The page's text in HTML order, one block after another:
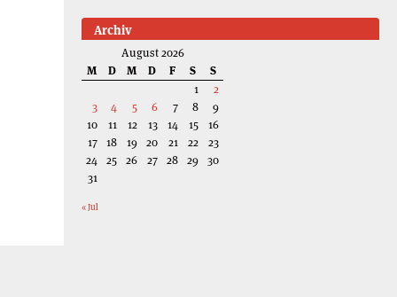
Archiv
August 2026
M
D M D F S
S
1
2
3
4 5 6 7 8
9
10
11 12 13 14 15
16
17 18 19 20 21 22
23
24 25 26 27 28 29 30
31
« Jul